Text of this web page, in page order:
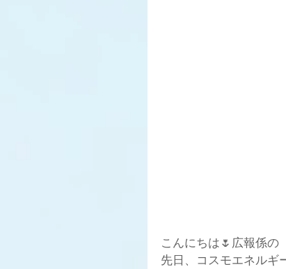
こんにちは🌷広報係の
先日、コスモエネルギ